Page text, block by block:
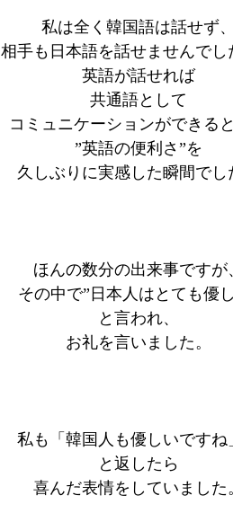
私は全く韓国語は話せず、
相手も日本語を話せませんでし
英語が話せれば
共通語として
コミュニケーションができる
”英語の便利さ”を
久しぶりに実感した瞬間でし
ほんの数分の出来事ですが
その中で”日本人はとても優
と言われ、
お礼を言いました。
私も「韓国人も優しいですね
と返したら
喜んだ表情をしていました